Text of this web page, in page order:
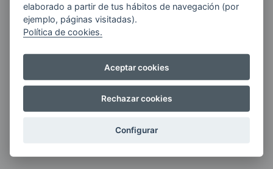
Si tienes alguna duda durante el
pedido escríbenos a:
contacto@clickgasoil.com
elaborado a partir de tus hábitos de navegación (por
ejemplo, páginas visitadas).
Política de cookies.
Aceptar cookies
Rechazar cookies
Configurar